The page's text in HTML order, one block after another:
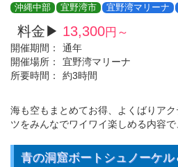
沖縄中部 宜野湾市 宜野湾マリーナ
料金▶ 13,300円～
開催期間：
通年
開催場所：
宜野湾マリーナ
所要時間：
約3時間
海も空もまとめてお得、よくばりア
ツをみんなでワイワイ楽しめる内容
青の洞窟ボートシュノーケル